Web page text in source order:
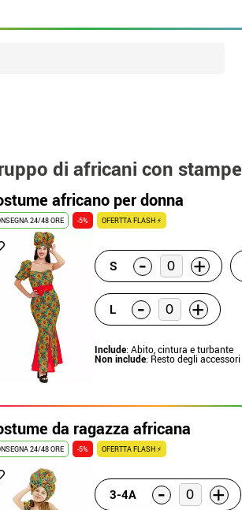
di africani con stampe
africano per donna
24/48 ORE -5% OFERTTA FLASH ⚡
S - +
L - +
Include: Abito, cintura e turbante
Non include: Resto degli accessori
da ragazza africana
24/48 ORE -5% OFERTTA FLASH ⚡
3-4A - +